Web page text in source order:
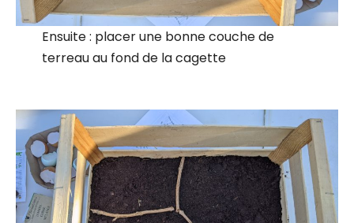
Ensuite : placer une bonne couche de
terreau au fond de la cagette